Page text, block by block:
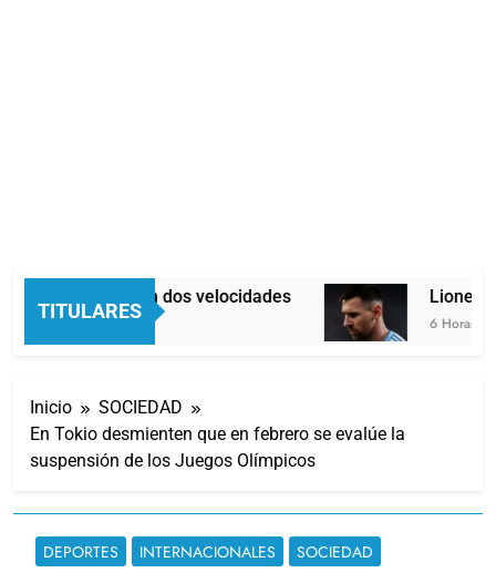
TITULARES
Economía en dos velocidades
5 Horas Atrás
Lionel
6 Horas
Inicio
SOCIEDAD
En Tokio desmienten que en febrero se evalúe la
suspensión de los Juegos Olímpicos
DEPORTES INTERNACIONALES SOCIEDAD